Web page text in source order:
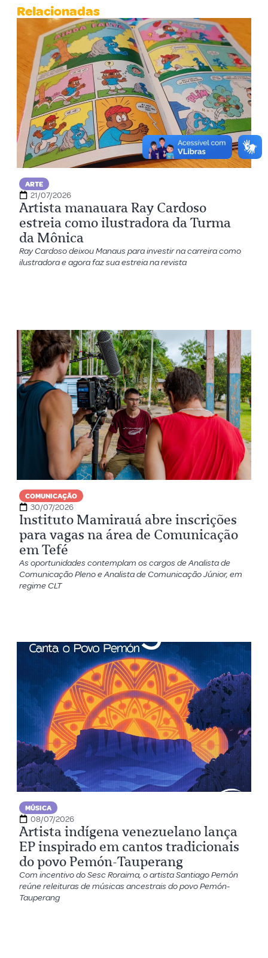
Relacionadas
ARTE
21/07/2026
Artista manauara Ray Cardoso
estreia como ilustradora da Turma
da Mônica
Ray Cardoso deixou Manaus para investir na carreira como
ilustradora e agora faz sua estreia na revista
COMUNICAÇÃO
30/07/2026
Instituto Mamirauá abre inscrições
para vagas na área de Comunicação
em Tefé
As oportunidades contemplam os cargos de Analista de
Comunicação Pleno e Analista de Comunicação Júnior, em
regime CLT
MÚSICA
08/07/2026
Artista indígena venezuelano lança
EP inspirado em cantos tradicionais
do povo Pemón-Tauperang
Com incentivo do Sesc Roraima, o artista Santiago Pemón
reúne releituras de músicas ancestrais do povo Pemón-
Tauperang